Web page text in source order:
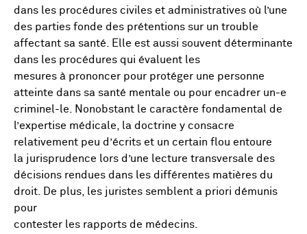
dans les procédures civiles et administratives où l’une
des parties fonde des prétentions sur un trouble
affectant sa santé. Elle est aussi souvent déterminante
dans les procédures qui évaluent les
mesures à prononcer pour protéger une personne
atteinte dans sa santé mentale ou pour encadrer un-e
criminel-le. Nonobstant le caractère fondamental de
l’expertise médicale, la doctrine y consacre
relativement peu d’écrits et un certain flou entoure
la jurisprudence lors d’une lecture transversale des
décisions rendues dans les différentes matières du
droit. De plus, les juristes semblent a priori démunis
pour
contester les rapports de médecins.